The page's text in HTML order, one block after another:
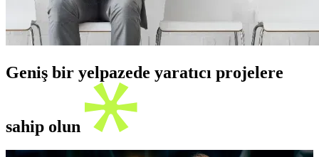
Geniş bir yelpazede yaratıcı projelere
sahip olun